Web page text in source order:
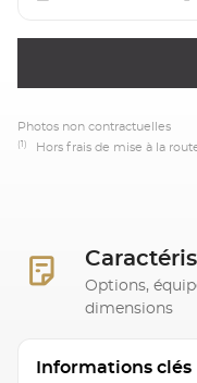
Photos non contractuelles
(1) Hors frais de mise à la
Options,
dimensions
Informations clés